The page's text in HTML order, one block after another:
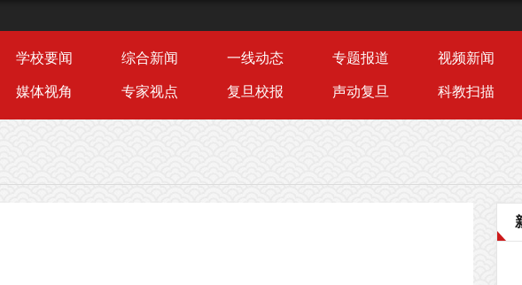
学校要闻 综合新闻 一线动态 专题报道 视频新闻
媒体视角 专家视点 复旦校报 声动复旦 科教扫描